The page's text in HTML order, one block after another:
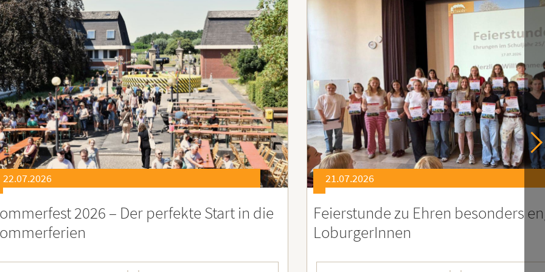
21.07.2026
zu Ehren besonders engagierter
21.07.2026
Soziales Engagement für
Ruanda – Wir sind dabei!